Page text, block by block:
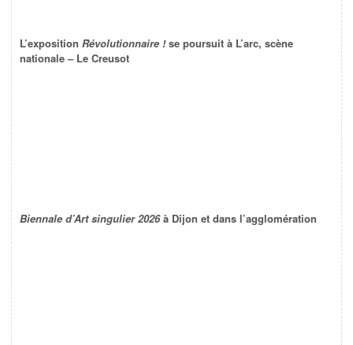
L’exposition Révolutionnaire !se poursuit à L’arc, scène
nationale – Le Creusot
Biennale d’Art singulier 2026à Dijon et dans l’agglomération